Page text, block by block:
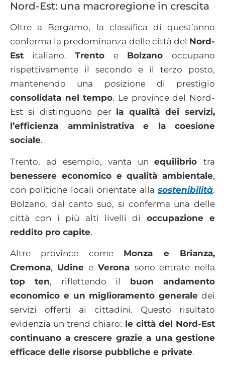
Nord-Est: una macroregione in crescita
Oltre a Bergamo, la classifica di quest’anno
conferma la predominanza delle città del Nord-
Est italiano. Trento e Bolzano occupano
rispettivamente il secondo e il terzo posto,
mantenendo una posizione di prestigio
consolidata nel tempo. Le province del Nord-
Est si distinguono per la qualità dei servizi,
l’efficienza amministrativa e la coesione
sociale.
Trento, ad esempio, vanta unequilibriotra
benessere economico e qualità ambientale,
con politiche locali orientate alla sostenibilità.
Bolzano, dal canto suo, si conferma una delle
città con i più alti livelli di occupazione e
reddito pro capite.
Altre province come Monza e Brianza,
Cremona, UdineeVerona sono entrate nella
top ten, riflettendo il buon andamento
economico e un miglioramento generale dei
servizi offerti ai cittadini. Questo risultato
evidenzia un trend chiaro: le città del Nord-Est
continuano a crescere grazie a una gestione
efficace delle risorse pubbliche e private.